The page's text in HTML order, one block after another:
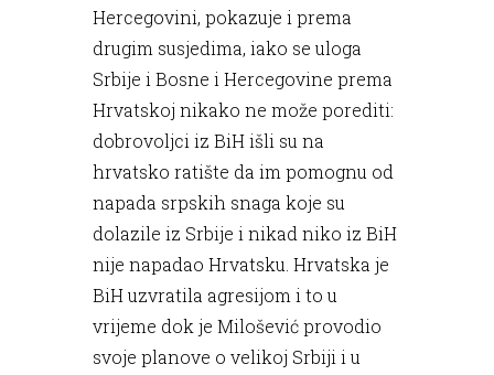
Hercegovini, pokazuje i prema
drugim susjedima, iako se uloga
Srbije i Bosne i Hercegovine prema
Hrvatskoj nikako ne može porediti:
dobrovoljci iz BiH išli su na
hrvatsko ratište da im pomognu od
napada srpskih snaga koje su
dolazile iz Srbije i nikad niko iz BiH
nije napadao Hrvatsku. Hrvatska je
BiH uzvratila agresijom i to u
vrijeme dok je Milošević provodio
svoje planove o velikoj Srbiji i u